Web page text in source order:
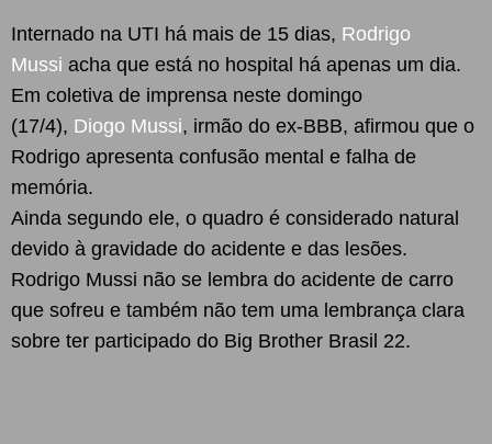
Internado na UTI há mais de 15 dias, Rodrigo
Mussi acha que está no hospital há apenas um dia.
Em coletiva de imprensa neste domingo
(17/4), Diogo Mussi, irmão do ex-BBB, afirmou que o
Rodrigo apresenta confusão mental e falha de
memória.
Ainda segundo ele, o quadro é considerado natural
devido à gravidade do acidente e das lesões.
Rodrigo Mussi não se lembra do acidente de carro
que sofreu e também não tem uma lembrança clara
sobre ter participado do Big Brother Brasil 22.